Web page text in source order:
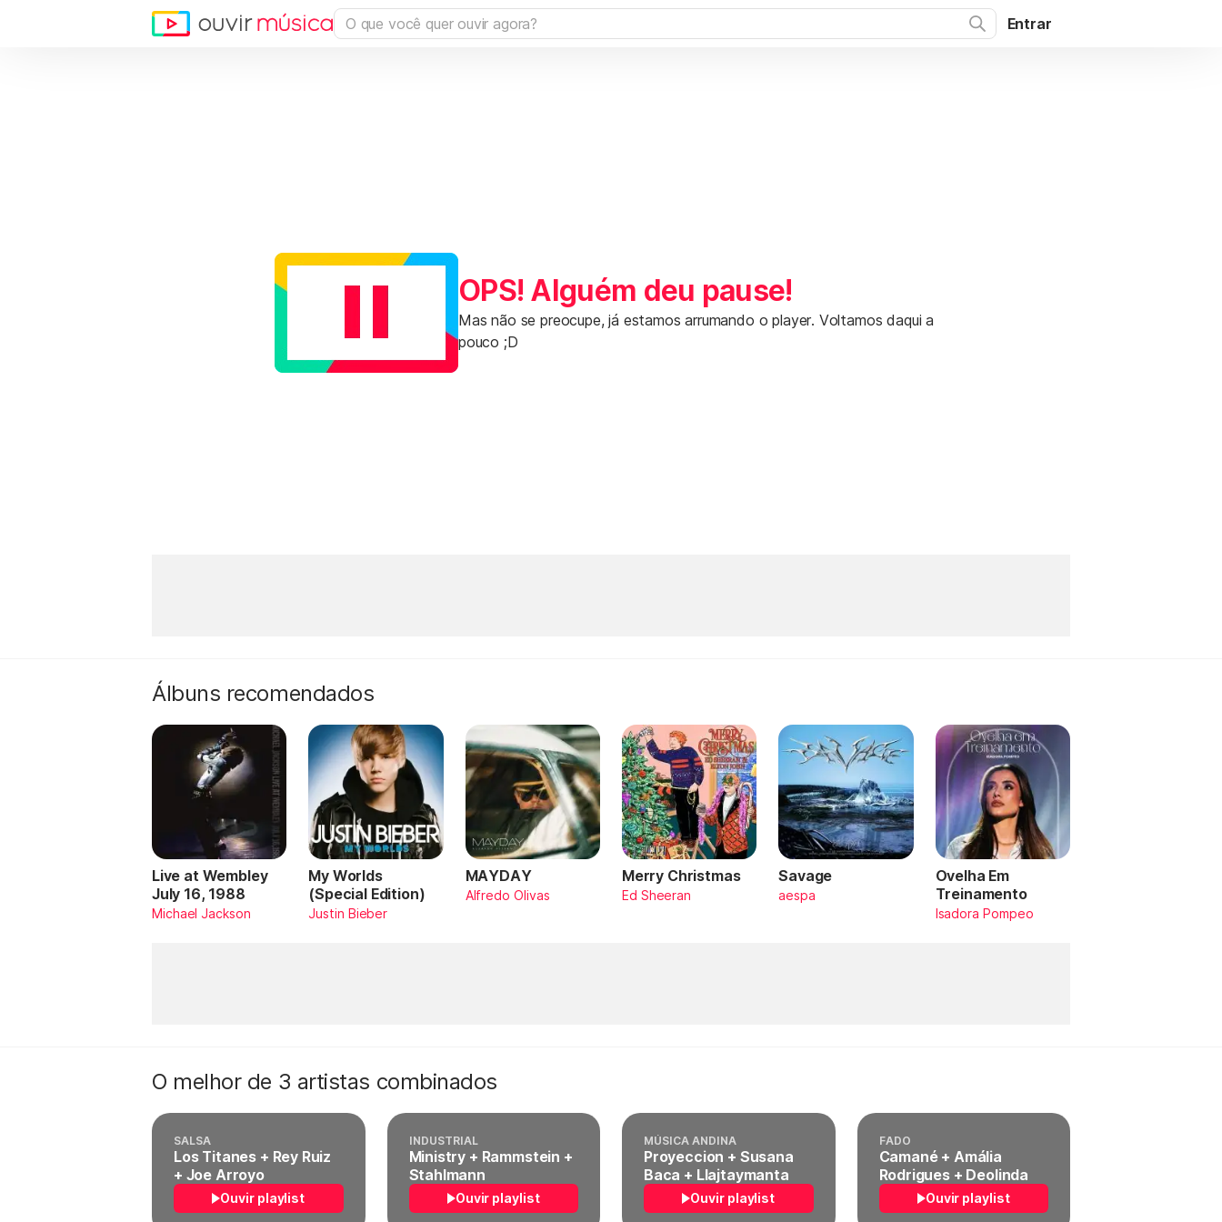
Entrar
OPS! Alguém deu pause!
Mas não se preocupe, já estamos arrumando o player. Voltamos daqui a
pouco ;D
Álbuns recomendados
Live at Wembley
July 16, 1988
Michael Jackson
My Worlds
(Special Edition)
Justin Bieber
MAYDAY
Alfredo Olivas
Merry Christmas
Ed Sheeran
Savage
aespa
Ovelha Em
Treinamento
Isadora Pompeo
O melhor de 3 artistas combinados
SALSA
Los Titanes + Rey Ruiz
+ Joe Arroyo
Ouvir playlist
INDUSTRIAL
Ministry + Rammstein +
Stahlmann
Ouvir playlist
MÚSICA ANDINA
Proyeccion + Susana
Baca + Llajtaymanta
Ouvir playlist
FADO
Camané + Amália
Rodrigues + Deolinda
Ouvir playlist